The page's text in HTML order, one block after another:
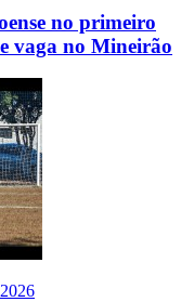
no primeiro
vaga no Mineirão